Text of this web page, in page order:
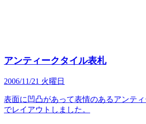
アンティークタイル表札
2006/11/21 火曜日
表面に凹凸があって表情のあるアンテ
でレイアウトしました。